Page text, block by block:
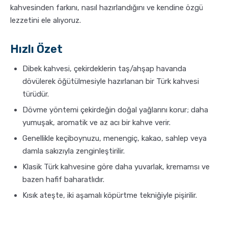
kahvesinden farkını, nasıl hazırlandığını ve kendine özgü
lezzetini ele alıyoruz.
Hızlı Özet
Dibek kahvesi, çekirdeklerin taş/ahşap havanda
dövülerek öğütülmesiyle hazırlanan bir Türk kahvesi
türüdür.
Dövme yöntemi çekirdeğin doğal yağlarını korur; daha
yumuşak, aromatik ve az acı bir kahve verir.
Genellikle keçiboynuzu, menengiç, kakao, sahlep veya
damla sakızıyla zenginleştirilir.
Klasik Türk kahvesine göre daha yuvarlak, kremamsı ve
bazen hafif baharatlıdır.
Kısık ateşte, iki aşamalı köpürtme tekniğiyle pişirilir.